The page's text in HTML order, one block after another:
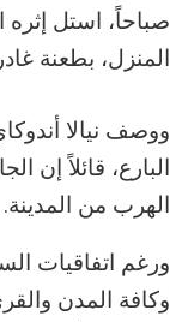
صباحاً، استل
المنزل، بطعنة
ووصف نيالا
البارع، قائلاً إن
الهرب من المدينة.
ورغم اتفاقيات
وكافة المدن